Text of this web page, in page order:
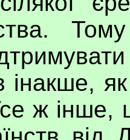
інакше,
ж інше,